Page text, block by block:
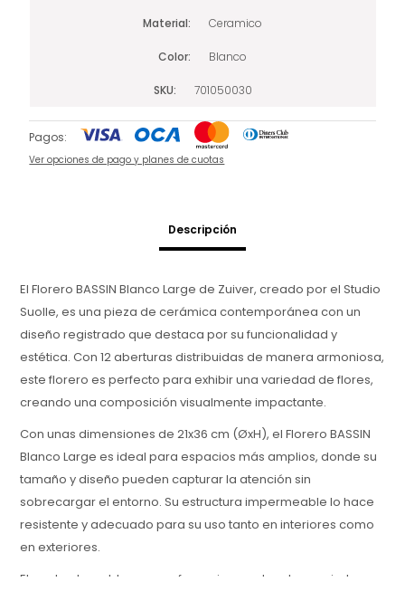
Material Ceramico
Color Blanco
SKU 701050030
Pagos:
Ver opciones de pago y planes de cuotas
Descripción
El Florero BASSIN Blanco Large de Zuiver, creado por el Studio
Suolle, es una pieza de cerámica contemporánea con un
diseño registrado que destaca por su funcionalidad y
estética. Con 12 aberturas distribuidas de manera armoniosa,
este florero es perfecto para exhibir una variedad de flores,
creando una composición visualmente impactante.
Con unas dimensiones de 21x36 cm (ØxH), el Florero BASSIN
Blanco Large es ideal para espacios más amplios, donde su
tamaño y diseño pueden capturar la atención sin
sobrecargar el entorno. Su estructura impermeable lo hace
resistente y adecuado para su uso tanto en interiores como
en exteriores.
El acabado en blanco y su forma innovadora lo convierten en